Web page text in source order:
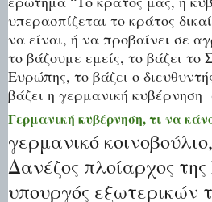
υπερασπίζεται το κράτος
να είναι, ή να προβαίνει σε
το βάζουμε εμείς, το βάζει το
Ευρώπης, το βάζει ο
βάζει η γερμανική κυβέρνηση
Γερμανική κυβέρνηση, τι να
γερμανικό
Δανέζος πλοίαρχος
υπουργός εξωτερικών